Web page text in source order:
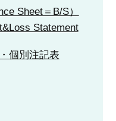
Sheet＝B/S）
Statement
個別注記表